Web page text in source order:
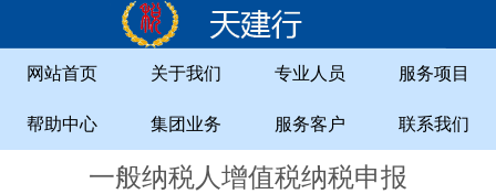
网站首页 关于我们 专业人员 服务项目
帮助中心 集团业务 服务客户 联系我们
一般纳税人增值税纳税申报